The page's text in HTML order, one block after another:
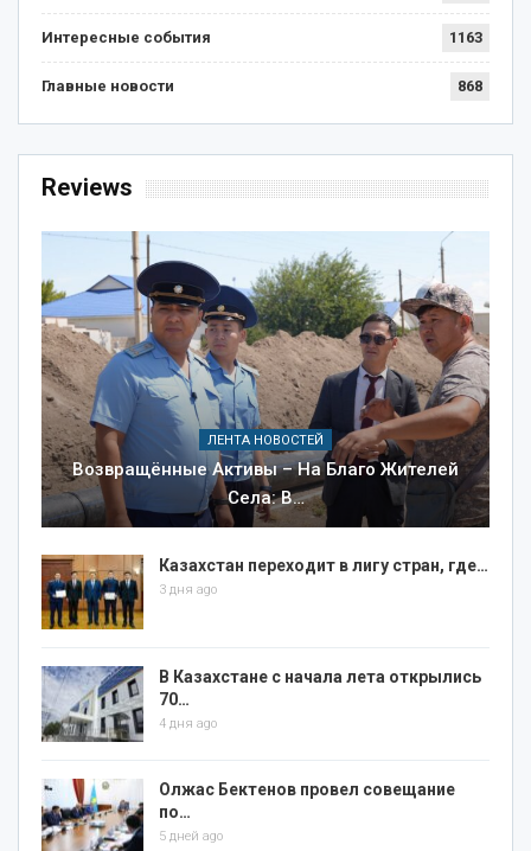
Интересные события 1163
Главные новости 868
Reviews
ЛЕНТА НОВОСТЕЙ
Возвращённые Активы – На Благо Жителей
Села: В…
Казахстан переходит в лигу стран, где…
3 дня ago
В Казахстане с начала лета открылись
70…
4 дня ago
Олжас Бектенов провел совещание
по…
5 дней ago